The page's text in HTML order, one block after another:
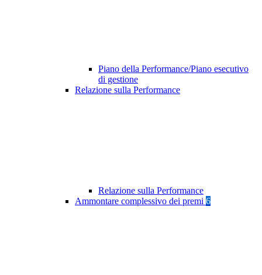
Piano della Performance/Piano esecutivo
di gestione
Relazione sulla Performance
Relazione sulla Performance
Ammontare complessivo dei premi 6